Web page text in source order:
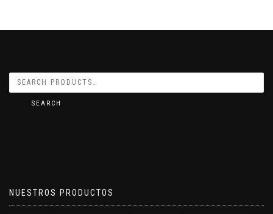
SEARCH
NUESTROS PRODUCTOS